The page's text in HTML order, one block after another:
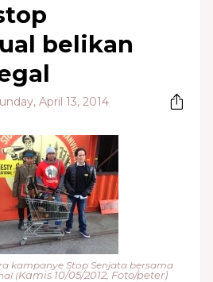
belikan
April 13, 2014
kampanye Stop Senjata bersama
(Kamis 10/05/2012, Foto/peter)